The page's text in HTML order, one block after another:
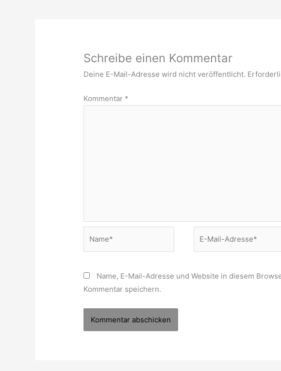
Schreibe einen Kommentar
Deine E-Mail-Adresse wird nicht veröffentlicht.
Kommentar *
Name, E-Mail-Adresse und Website in diesem
Kommentar speichern.